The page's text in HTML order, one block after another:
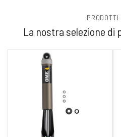
PRODOTTI
La nostra selezione